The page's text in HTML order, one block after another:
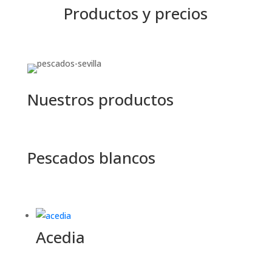
Productos y precios
Nuestros productos
Pescados blancos
Acedia